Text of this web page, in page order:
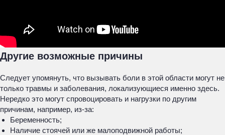
Другие возможные причины
Следует упомянуть, что вызывать боли в этой области могут не
только травмы и заболевания, локализующиеся именно здесь.
Нередко это могут спровоцировать и нагрузки по другим
причинам, например, из-за:
Беременность;
Наличие стоячей или же малоподвижной работы;